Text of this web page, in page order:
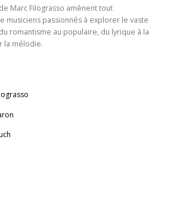
Marc Filograsso amènent tout
musiciens passionnés à explorer le vaste
romantisme au populaire, du lyrique à la
la mélodie.